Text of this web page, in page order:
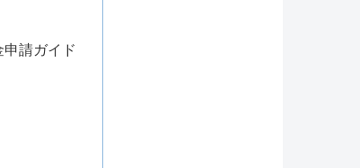
請ガイド